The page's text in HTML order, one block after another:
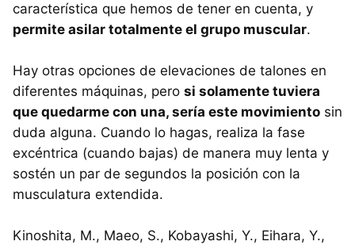
característica que hemos de tener en cuenta, y
permite asilar totalmente el grupo muscular.
Hay otras opciones de elevaciones de talones en
diferentes máquinas, pero si solamente tuviera
que quedarme con una, sería este movimiento sin
duda alguna. Cuando lo hagas, realiza la fase
excéntrica (cuando bajas) de manera muy lenta y
sostén un par de segundos la posición con la
musculatura extendida.
Kinoshita, M., Maeo, S., Kobayashi, Y., Eihara, Y.,